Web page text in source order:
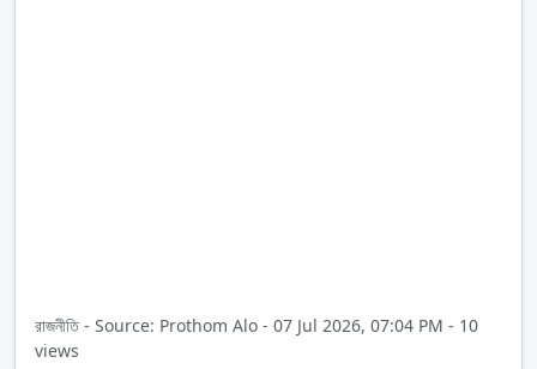
রাজনীতি - Source: Prothom Alo - 07 Jul 2026, 07:04 PM - 10
views